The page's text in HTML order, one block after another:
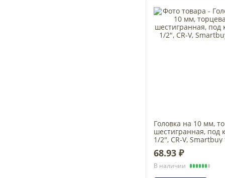
Головка на 10 мм,
шестигранная, под
1/2", CR-V,
68.93 ₽
В наличии